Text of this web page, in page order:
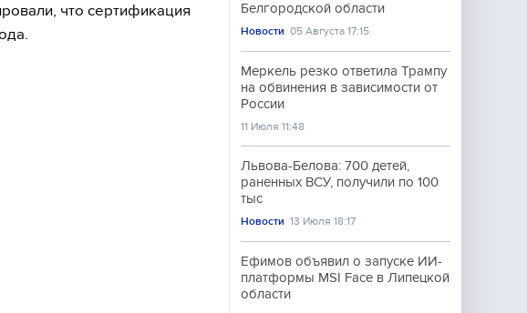
что сертификация
Белгородской области
Новости 05 Августа 17:15
Меркель резко ответила Трампу
на обвинения в зависимости от
России
11 Июля 11:48
Львова-Белова: 700 детей,
раненных ВСУ, получили по 100
тыс
Новости 13 Июля 18:17
Ефимов объявил о запуске ИИ-
платформы MSI Face в Липецкой
области